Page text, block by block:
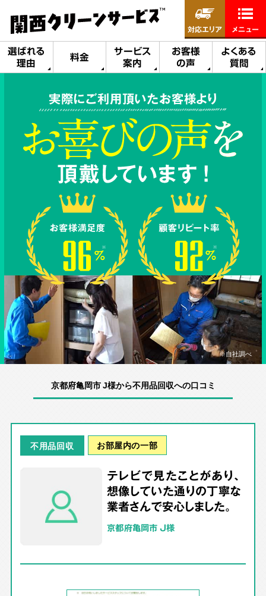
選ばれる
理由
料金
サービス
案内
お客様
の声
よくある
質問
対応エリア メニュー
実際にご利用頂いたお客様より
※自社調べ
京都府亀岡市 J様から不用品回収への口コミ
不用品回収 お部屋内の一部
テレビで見たことがあり、
想像していた通りの丁寧な
業者さんで安心しました。
京都府亀岡市 J様